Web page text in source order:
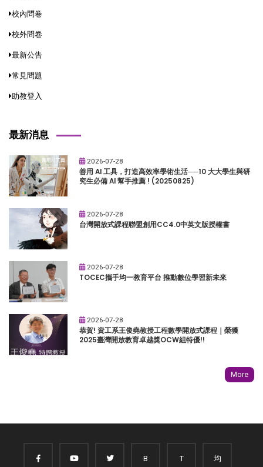
校內問卷
校外問卷
最新公告
常見問題
助教登入
最新消息
2026-07-28
善用 AI 工具，打造高效率學術生活──10 大大學生與研
究生必備 AI 幫手推薦 ! (20250825)
2026-07-28
台灣開放式課程聯盟創用CC4.0中英文版授權書
2026-07-28
TOCEC攜手均一教育平台 推動數位學習新未來
2026-07-28
恭賀! 資工系王俊堯教授工程數學開放式課程｜榮獲
2025臺灣開放教育卓越獎OCW組特優!!
More
B T 均